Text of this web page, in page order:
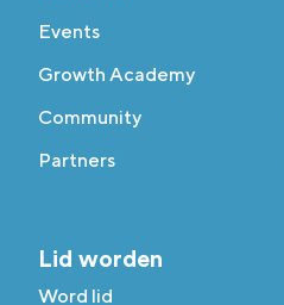
Events
Growth Academy
Community
Partners
Lid worden
Word lid